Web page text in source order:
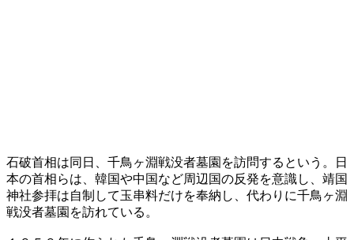
石破首相は同日、千鳥ヶ淵戦没者墓園を訪問するという。日
本の首相らは、韓国や中国など周辺国の反発を意識し、靖国
神社参拝は自制して玉串料だけを奉納し、代わりに千鳥ヶ淵
戦没者墓園を訪れている。